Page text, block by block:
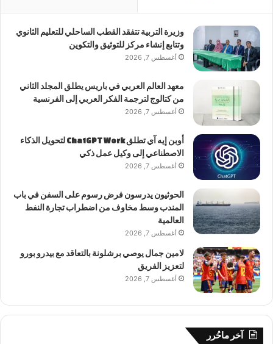
وزيرة التربية تتفقد القطب الساحلي للتعليم الثانوي
وتتابع إنشاء مركز للتوثيق والتكوين
أغسطس 7, 2026
معهد العالم العربي في باريس يطلق المجلد الثاني
من كتالوج لترجمة الفكر العربي إلى الفرنسية
أغسطس 7, 2026
أوبن إيه آي تطلق ChatGPT Work لتحويل الذكاء
الاصطناعي إلى وكيل عمل ذكي
أغسطس 7, 2026
الحوثيون يدرسون فرض رسوم على السفن في باب
المندب وسط مخاوف من اضطراب تجارة النفط
العالمية
أغسطس 7, 2026
لامين جمال يوصي برشلونة بالتعاقد مع بيدرو بورو
لتعزيز الفريق
أغسطس 7, 2026
آخر ماحُرر